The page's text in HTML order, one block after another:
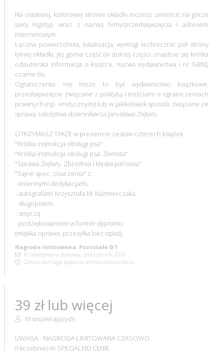
Na ostatniej, kolorowej stronie okładki możesz umieścić na górze
swój logotyp wraz z nazwą firmy/przedsięwzięcia i adresem
internetowym.
Łączna powierzchnia, lokalizacja, wymogi techniczne: pół strony
tylnej okładki, jej górna część (w dolnej części znajdzie się krótka
odautorska informacja o książce, nazwa wydawnictwa i nr ISBN),
czarne tło.
Ograniczenia: nie może to być wydawnictwo książkowe,
przedsięwzięcie związane z polityką i treściami o ograniczeniach
prawnych (np. erotycznymi) lub w jakikolwiek sposób związane ze
sprawą zabójstwa dziennikarza Jarosława Ziętary.
OTRZYMASZ TAKŻE w prezencie zestaw czterech książek
"Krótka instrukcja obsługi psa"
"Krótka instrukcja obsługi psa: Zemsta"
"Sprawa Ziętary. Zbrodnia i klęska państwa"
"Tajne spec. znaczenia" z:
- imiennymi dedykacjami,
- autografami Krzysztofa M. Kaźmierczaka,
- długopisem,
- smyczą
- podziękowaniem w formie dyplomu
(miękka oprawa, przesyłka bez opłat).
Nagroda limitowana. Pozostało 0/1
Przewidywana dostawa: październik 2016
Zakup wymaga podania adresu dostarczenia
39 zł lub więcej
16 wspierających
UWAGA - NAGRODA LIMITOWANA CZASOWO
(i liczebnie) W SPECJALNEJ CENIE